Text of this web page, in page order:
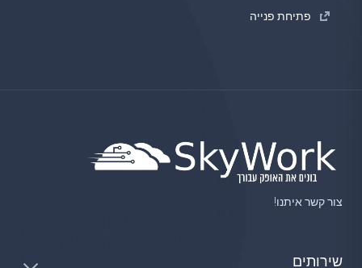
פתיחת פנייה
צור קשר איתנו!
שירותים